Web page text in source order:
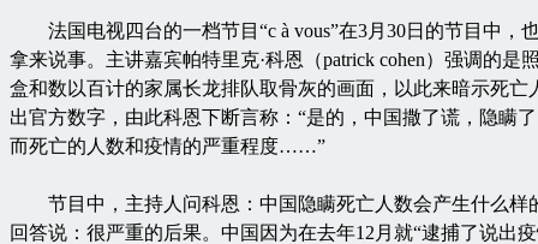
法国电视四台的一档节目“c à vous”在3月30日的节目中，
拿来说事。主讲嘉宾帕特里克·科恩（patrick cohen）强调的是
盒和数以百计的家属长龙排队取骨灰的画面，以此来暗示死亡
出官方数字，由此科恩下断言称：“是的，中国撒了谎，隐瞒
而死亡的人数和疫情的严重程度……”
节目中，主持人问科恩：中国隐瞒死亡人数会产生什么样
回答说：很严重的后果。中国因为在去年12月就“逮捕了说出